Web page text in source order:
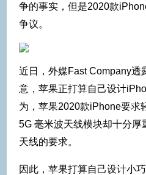
争的事实，但是2020款
争议。
近日，外媒Fast Company透
意，苹果正打算自己设计
为，苹果2020款iPhone要求
5G 毫米波天线模块却十分厚
天线的要求。
因此，苹果打算自己设计小